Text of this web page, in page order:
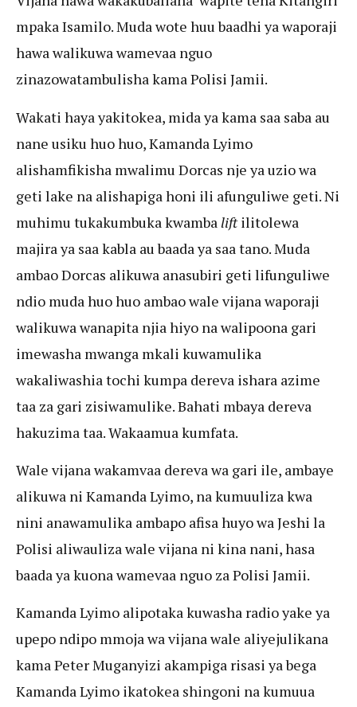
mpaka Isamilo. Muda wote huu baadhi ya waporaji
hawa walikuwa wamevaa nguo
zinazowatambulisha kama Polisi Jamii.
Wakati haya yakitokea, mida ya kama saa saba au
nane usiku huo huo, Kamanda Lyimo
alishamfikisha mwalimu Dorcas nje ya uzio wa
geti lake na alishapiga honi ili afunguliwe geti. Ni
muhimu tukakumbuka kwamba liftilitolewa
majira ya saa kabla au baada ya saa tano. Muda
ambao Dorcas alikuwa anasubiri geti lifunguliwe
ndio muda huo huo ambao wale vijana waporaji
walikuwa wanapita njia hiyo na walipoona gari
imewasha mwanga mkali kuwamulika
wakaliwashia tochi kumpa dereva ishara azime
taa za gari zisiwamulike. Bahati mbaya dereva
hakuzima taa. Wakaamua kumfata.
Wale vijana wakamvaa dereva wa gari ile, ambaye
alikuwa ni Kamanda Lyimo, na kumuuliza kwa
nini anawamulika ambapo afisa huyo wa Jeshi la
Polisi aliwauliza wale vijana ni kina nani, hasa
baada ya kuona wamevaa nguo za Polisi Jamii.
Kamanda Lyimo alipotaka kuwasha radio yake ya
upepo ndipo mmoja wa vijana wale aliyejulikana
kama Peter Muganyizi akampiga risasi ya bega
Kamanda Lyimo ikatokea shingoni na kumuua